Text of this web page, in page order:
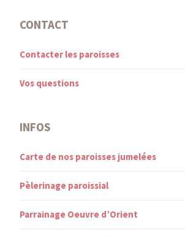
CONTACT
Contacter les paroisses
Vos questions
INFOS
Carte de nos paroisses jumelées
Pèlerinage paroissial
Parrainage Oeuvre d’Orient